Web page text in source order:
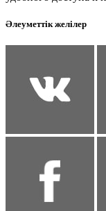
Әлеуметтік желілер